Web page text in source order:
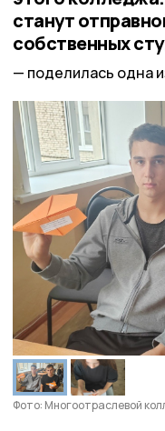
станут
собственных
поделилась одна
Фото: Многоотраслевой